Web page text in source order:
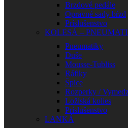
Brzdové pedále
Opravné sady bŕzd
Príslušenstvo
KOLESÁ –
Pneumatiky
Duše
Mousse-Tubliss
Ráfiky
Špice
Rozperky /
Ložiská kolies
Príslušenstvo
LANKÁ